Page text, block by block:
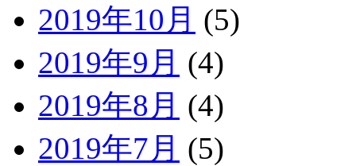
2019年10月 (5)
2019年9月 (4)
2019年8月 (4)
2019年7月 (5)